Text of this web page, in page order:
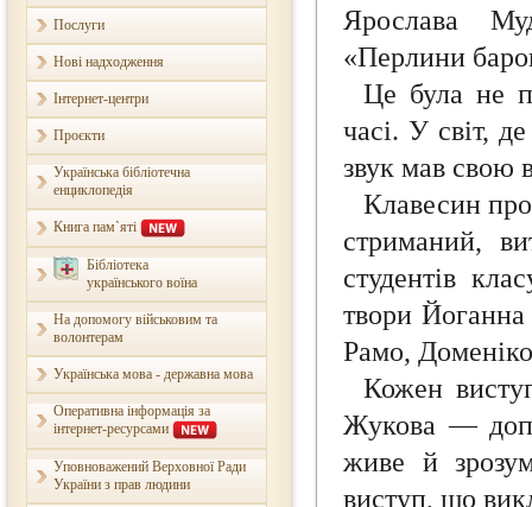
Послуги
Нові надходження
Інтернет-центри
Проєкти
Українська бібліотечна
енциклопедія
Книга пам`яті
Бібліотека
українського воїна
На допомогу військовим та
волонтерам
Українська мова - державна мова
Оперативна інформація за
інтернет-ресурсами
Уповноважений Верховної Ради
України з прав людини
Ярослава
«Перлини
Це була не
часі. У світ,
звук мав свою
Клавесин
стриманий,
студентів
твори
Рамо,
Кожен
Жукова —
живе й
виступ, що